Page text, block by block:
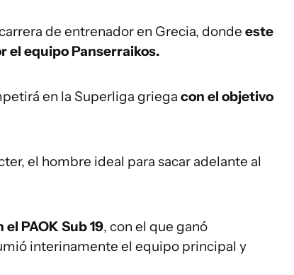
de entrenador en Grecia, donde este
el equipo Panserraikos.
en la Superliga griega con el objetivo
el hombre ideal para sacar adelante al
PAOK Sub 19, con el que ganó
interinamente el equipo principal y